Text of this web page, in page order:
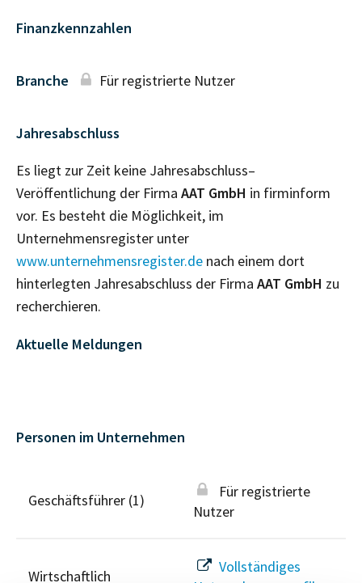
Finanzkennzahlen
Branche Für registrierte Nutzer
Jahresabschluss
Es liegt zur Zeit keine Jahresabschluss–
Veröffentlichung der Firma AAT GmbH in firminform
vor. Es besteht die Möglichkeit, im
Unternehmensregister unter
www.unternehmensregister.de nach einem dort
hinterlegten Jahresabschluss der Firma AAT GmbH zu
recherchieren.
Aktuelle Meldungen
Personen im Unternehmen
Geschäftsführer (1)
Für registrierte
Nutzer
Wirtschaftlich
Vollständiges